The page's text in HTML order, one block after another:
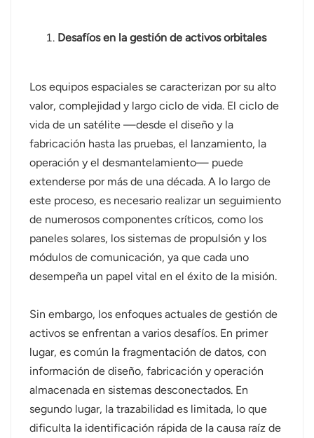
Desafíos en la gestión de activos orbitales
Los equipos espaciales se caracterizan por su alto
valor, complejidad y largo ciclo de vida. El ciclo de
vida de un satélite —desde el diseño y la
fabricación hasta las pruebas, el lanzamiento, la
operación y el desmantelamiento— puede
extenderse por más de una década. A lo largo de
este proceso, es necesario realizar un seguimiento
de numerosos componentes críticos, como los
paneles solares, los sistemas de propulsión y los
módulos de comunicación, ya que cada uno
desempeña un papel vital en el éxito de la misión.
Sin embargo, los enfoques actuales de gestión de
activos se enfrentan a varios desafíos. En primer
lugar, es común la fragmentación de datos, con
información de diseño, fabricación y operación
almacenada en sistemas desconectados. En
segundo lugar, la trazabilidad es limitada, lo que
dificulta la identificación rápida de la causa raíz de